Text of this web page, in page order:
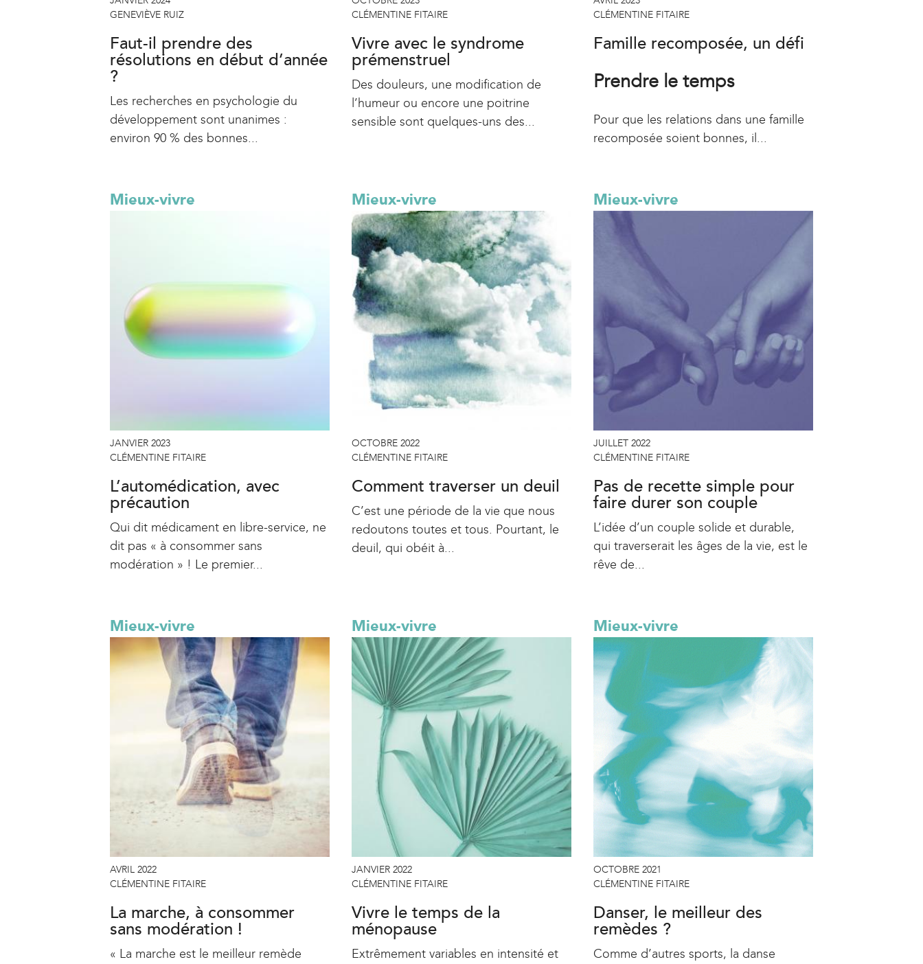
GENEVIÈVE RUIZ
Faut-il prendre des
résolutions en début d’année
?
Les recherches en psychologie du
développement sont unanimes :
environ 90 % des bonnes...
CLÉMENTINE FITAIRE
Vivre avec le syndrome
prémenstruel
Des douleurs, une modification de
l’humeur ou encore une poitrine
sensible sont quelques-uns des...
CLÉMENTINE FITAIRE
Famille recomposée, un défi
Prendre le temps
Pour que les relations dans une famille
recomposée soient bonnes, il...
Mieux-vivre
JANVIER 2023
CLÉMENTINE FITAIRE
L’automédication, avec
précaution
Qui dit médicament en libre-service, ne
dit pas « à consommer sans
modération » ! Le premier...
Mieux-vivre
OCTOBRE 2022
CLÉMENTINE FITAIRE
Comment traverser un deuil
C’est une période de la vie que nous
redoutons toutes et tous. Pourtant, le
deuil, qui obéit à...
Mieux-vivre
JUILLET 2022
CLÉMENTINE FITAIRE
Pas de recette simple pour
faire durer son couple
L’idée d’un couple solide et durable,
qui traverserait les âges de la vie, est le
rêve de...
Mieux-vivre
AVRIL 2022
CLÉMENTINE FITAIRE
La marche, à consommer
sans modération !
« La marche est le meilleur remède
Mieux-vivre
JANVIER 2022
CLÉMENTINE FITAIRE
Vivre le temps de la
ménopause
Extrêmement variables en intensité et
Mieux-vivre
OCTOBRE 2021
CLÉMENTINE FITAIRE
Danser, le meilleur des
remèdes ?
Comme d’autres sports, la danse